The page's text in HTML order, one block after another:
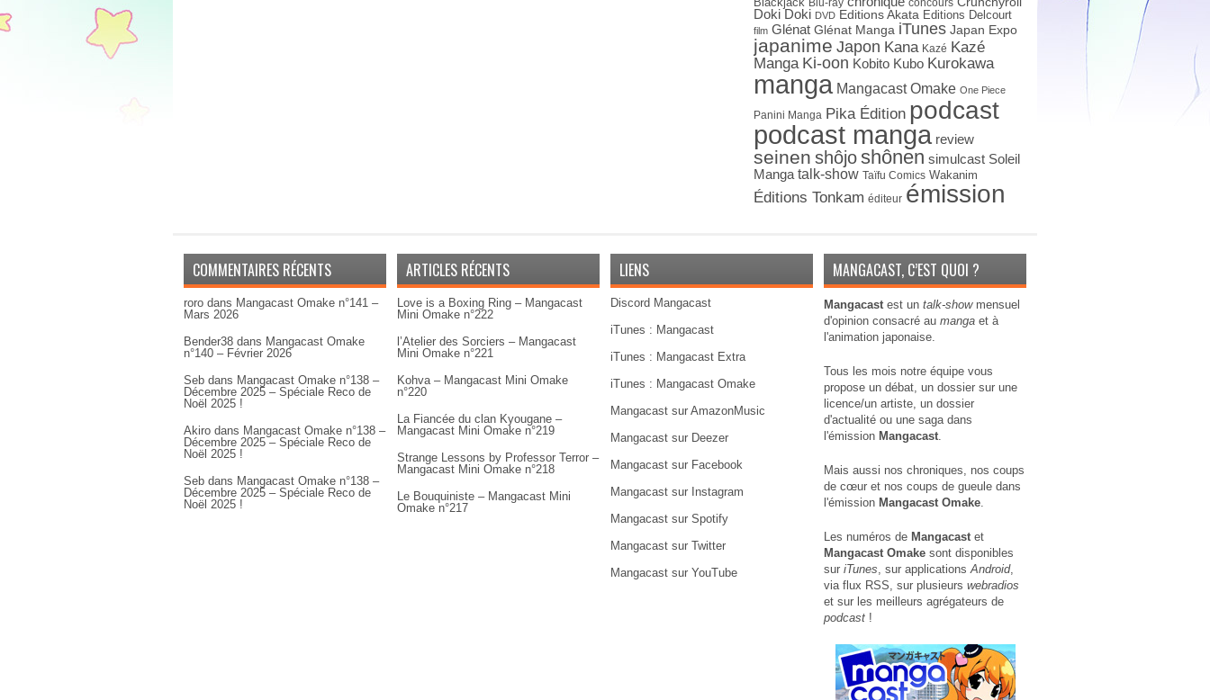
Blu-ray
Doki Doki DVD Editions Akata Editions Delcourt
film Glénat Glénat Manga iTunes Japan Expo
japanime Japon Kana Kazé Kazé
Manga Ki-oon Kobito Kubo Kurokawa
manga Mangacast Omake One Piece
Panini Manga Pika Édition podcast
podcast manga review
seinen shôjoshônen simulcast Soleil
Manga talk-show Taïfu Comics Wakanim
Éditions Tonkam éditeur émission
COMMENTAIRES RÉCENTS
roro dans Mangacast Omake n°141 –
Mars 2026
Bender38 dans Mangacast Omake
n°140 – Février 2026
Seb dans Mangacast Omake n°138 –
Décembre 2025 – Spéciale Reco de
Noël 2025 !
Akiro dans Mangacast Omake n°138 –
Décembre 2025 – Spéciale Reco de
Noël 2025 !
Seb dans Mangacast Omake n°138 –
Décembre 2025 – Spéciale Reco de
Noël 2025 !
ARTICLES RÉCENTS
Love is a Boxing Ring – Mangacast
Mini Omake n°222
l’Atelier des Sorciers – Mangacast
Mini Omake n°221
Kohva – Mangacast Mini Omake
n°220
La Fiancée du clan Kyougane –
Mangacast Mini Omake n°219
Strange Lessons by Professor Terror –
Mangacast Mini Omake n°218
Le Bouquiniste – Mangacast Mini
Omake n°217
LIENS
Discord Mangacast
iTunes : Mangacast
iTunes : Mangacast Extra
iTunes : Mangacast Omake
Mangacast sur AmazonMusic
Mangacast sur Deezer
Mangacast sur Facebook
Mangacast sur Instagram
Mangacast sur Spotify
Mangacast sur Twitter
Mangacast sur YouTube
MANGACAST, C’EST QUOI ?
Mangacastest un talk-showmensuel
d'opinion consacré au manga et à
l'animation japonaise.
Tous les mois notre équipe vous
propose un débat, un dossier sur une
licence/un artiste, un dossier
d'actualité ou une saga dans
l'émission Mangacast.
Mais aussi nos chroniques, nos coups
de cœur et nos coups de gueule dans
l'émission Mangacast Omake.
Les numéros de Mangacastet
Mangacast Omake sont disponibles
sur iTunes, sur applicationsAndroid,
via flux RSS, sur plusieurs webradios
et sur les meilleurs agrégateurs de
podcast !